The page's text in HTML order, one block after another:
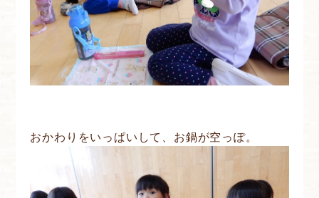
おかわりをいっぱいして、お鍋が空っぽ。